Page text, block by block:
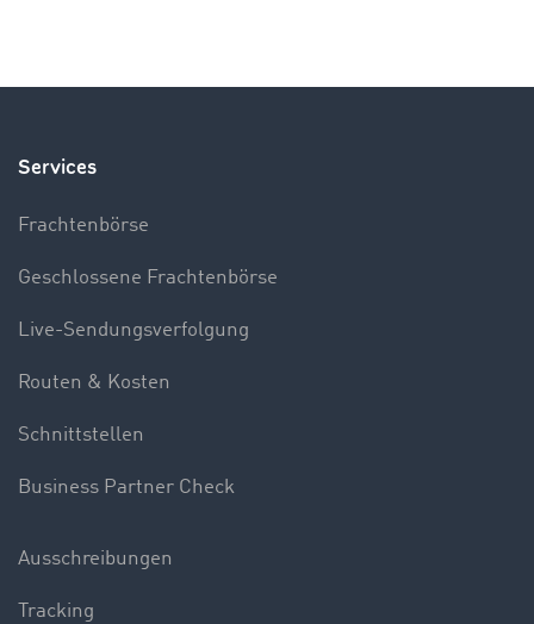
Services
Frachtenbörse
Geschlossene Frachtenbörse
Live-Sendungsverfolgung
Routen & Kosten
Schnittstellen
Business Partner Check
Ausschreibungen
Tracking